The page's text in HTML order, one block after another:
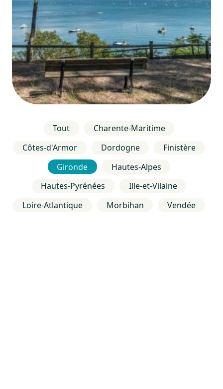
Tout
Charente-Maritime
Côtes-d'Armor
Dordogne
Finistère
Gironde
Hautes-Alpes
Hautes-Pyrénées
Ille-et-Vilaine
Loire-Atlantique
Morbihan Vendée